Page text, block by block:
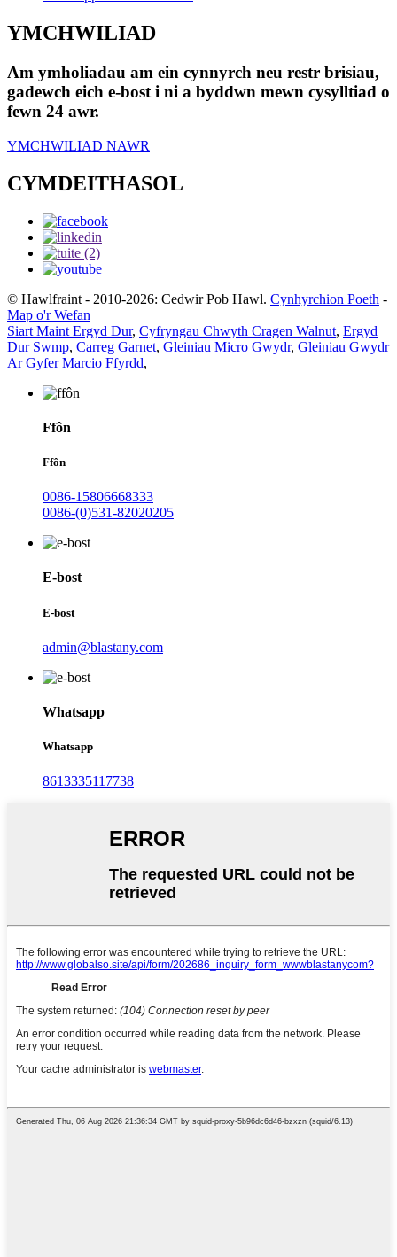
YMCHWILIAD
Am ymholiadau am ein cynnyrch neu restr brisiau,
gadewch eich e-bost i ni a byddwn mewn cysylltiad o
fewn 24 awr.
YMCHWILIAD NAWR
CYMDEITHASOL
© Hawlfraint - 2010-2026: Cedwir Pob Hawl. Cynhyrchion Poeth -
Map o'r Wefan
Siart Maint Ergyd Dur, Cyfryngau Chwyth Cragen Walnut, Ergyd
Dur Swmp, Carreg Garnet, Gleiniau Micro Gwydr, Gleiniau Gwydr
Ar Gyfer Marcio Ffyrdd,
Ffôn
Ffôn
0086-15806668333
0086-(0)531-82020205
E-bost
E-bost
admin@blastany.com
Whatsapp
Whatsapp
8613335117738